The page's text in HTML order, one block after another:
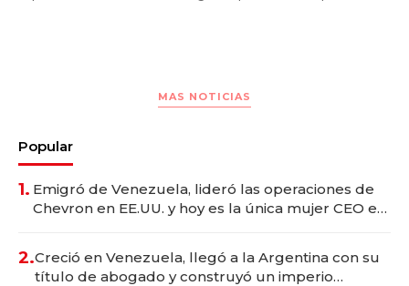
MAS NOTICIAS
Popular
1. Emigró de Venezuela, lideró las operaciones de
Chevron en EE.UU. y hoy es la única mujer CEO en
2.Creció en Venezuela, llegó a la Argentina con su
título de abogado y construyó un imperio